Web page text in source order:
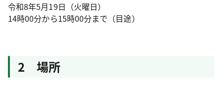
令和8年5月19日（火曜日）
14時00分から15時00分まで（目途）
2 場所